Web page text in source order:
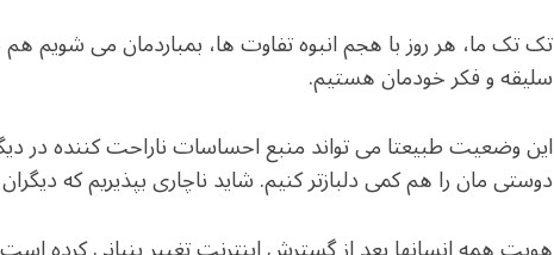
تک تک ما، هر روز با هجم انبوه تفاوت ها، بمباردمان می شویم
سلیقه و فکر خودمان هستیم.
این وضعیت طبیعتا می تواند منبع احساسات ناراحت کننده در
دوستی مان را هم کمی دلبازتر کنیم. شاید ناچاری بپذیریم که